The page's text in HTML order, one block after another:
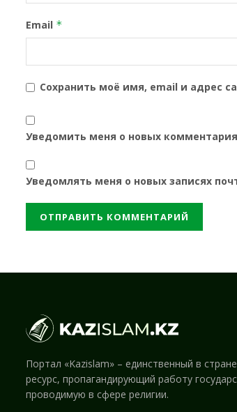
Email *
Сохранить моё имя, email и адрес
Уведомить меня о новых
Уведомлять меня о новых записях
Портал «Kazislam» – единственный в
ресурс, пропагандирующий работу
проводимую в сфере религии.